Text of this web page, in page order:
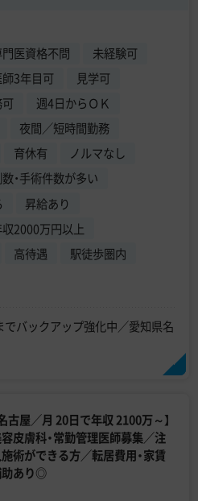
医資格不問
未経験可
3年目可
見学可
週4日からＯＫ
夜間／短時間勤務
育休有
ノルマなし
・手術件数が多い
昇給あり
収2000万円以上
高待遇
駅徒歩圏内
バックアップ強化中／愛知県名
名古屋／月 20日で年収 2100万～】
皮膚科・常勤管理医師募集／注
術ができる方／転居費用・家賃
あり◎